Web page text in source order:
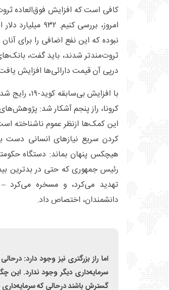
امروز، بررسی
نبوده که این نفع اضافی را برای
ثروت‌مندتر شدند، باید گفت،
درپی آن قیمت دارائی‌ها افزایش
با افزایش
کرونا، راز پنجم آشکار شد:
این کمک‌ها ازنظر عموم ناشناخته
کردن سریع نیازهای انسانی دست
هیچکس پنهان بماند: دستگاه
رئیس جمهوری که حتی در بدترین
دانشمندان، اختصاص داد.
سرمایه‌داری دیگر وجود ندارد. این
گسترش باشند درحالی که